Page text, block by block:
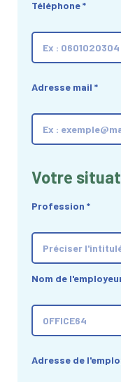
Téléphone*
Adresse mail *
Votre
Profession *
Nom de
Adresse de